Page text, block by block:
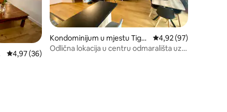
prosječna ocjena 4,97 od 5, recenzija: 36
4,97 (36)
Kondominijum u mjestu Tign
es
prosječna ocjena
4,92 (97)
Odlična lokacija u centru odmarališta uz